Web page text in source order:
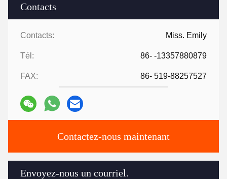
Contacts
Contacts: Miss. Emily
Tél: 86- -13357880879
FAX: 86- 519-88257527
Contactez-nous maintenant
Envoyez-nous un courriel.